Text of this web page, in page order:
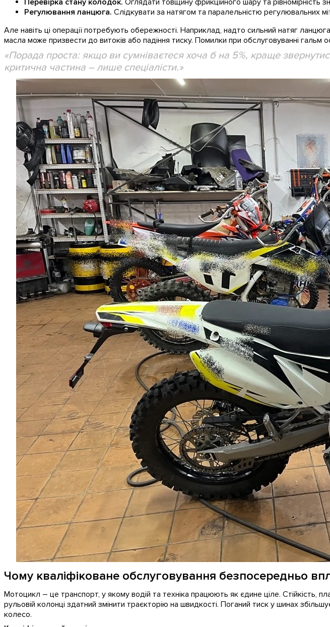
Перевірка стану колодок. Оглядати товщину фрикційного шару та рівномірність
Регулювання ланцюга. Слідкувати за натягом та паралельністю регулювальних
Але навіть ці операції потребують обережності. Наприклад, надто сильний натяг
масла може призвести до витоків або падіння тиску. Помилки при обслуговуванні гальм
Порада проста: якщо ви сумніваєтеся хоча б на 5%, краще
критична частина – лише спеціалісти.
Чому кваліфіковане обслуговування безпосередньо
Мотоцикл – це транспорт, у якому водій та техніка працюють як єдине ціле. Стійкість,
рульовій колонці здатний змінити траєкторію на швидкості. Поганий тиск у шинах
колесо.